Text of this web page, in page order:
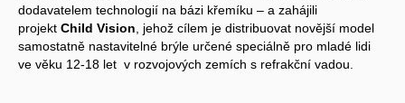
dodavatelem technologií na bázi křemíku – a zahájili
projekt Child Vision , jehož cílem je distribuovat novější model
samostatně nastavitelné brýle určené speciálně pro mladé lidi
ve věku 12-18 let v rozvojových zemích s refrakční vadou.